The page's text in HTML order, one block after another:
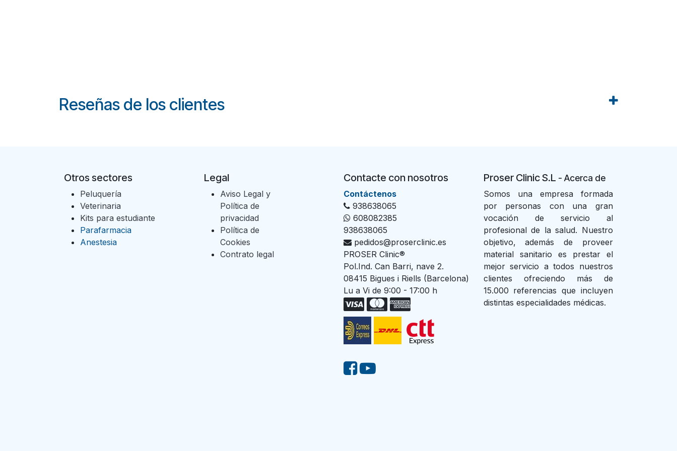
Reseñas de los clientes
Otros sectores
Peluquería
Veterinaria
Kits para estudiante
Parafarmacia
Anestesia
Proser Clinic S.L - Acerca de
Somos una empresa formada
por personas con una gran
vocación de servicio al
profesional de la salud. Nuestro
objetivo, además de proveer
material sanitario es prestar el
mejor servicio a todos nuestros
clientes ofreciendo más de
15.000 referencias que incluyen
distintas especialidades médicas.
Contacte con nosotros
Con​tác​tenos
938638065
608082385
938638065
pedidos@proserclinic.es
PROSER Clinic®
Pol.Ind. Can Barri, nave 2.
08415 Bigues i Riells (Barcelona)
Lu a Vi de 9:00 - 17:00 h
Legal
Aviso Legal y
Política de
privacidad
Política de
Cookies
Contrato legal